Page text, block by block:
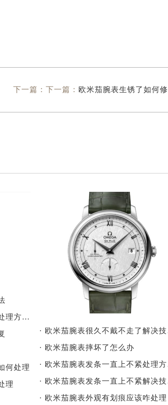
下一篇：下一篇： 欧米茄腕表生锈了如何
· 欧米茄腕表很久不戴不走了处理方法详解
何处理
理
·
· 欧米茄腕表摔坏了怎么办
·
·
· 欧米茄腕表外观有划痕应该咋处理